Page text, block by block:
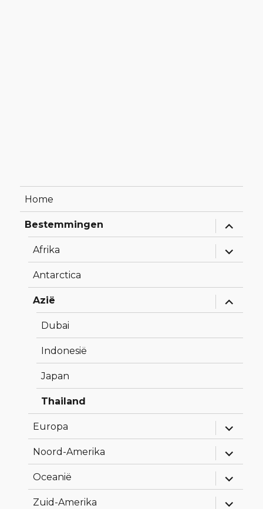
Home
Bestemmingen
Alles
Afrika
Alles
Antarctica
Azië
Alles
Dubai
Indonesië
Japan
Thailand
Europa
Alles
Noord-Amerika
Alles
Oceanië
Alles
Zuid-Amerika
Alles